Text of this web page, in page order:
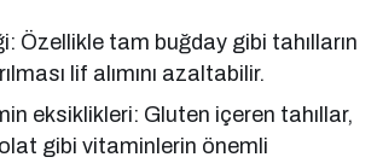
Özellikle tam buğday gibi tahılların
lif alımını azaltabilir.
eksiklikleri: Gluten içeren tahıllar,
gibi vitaminlerin önemli